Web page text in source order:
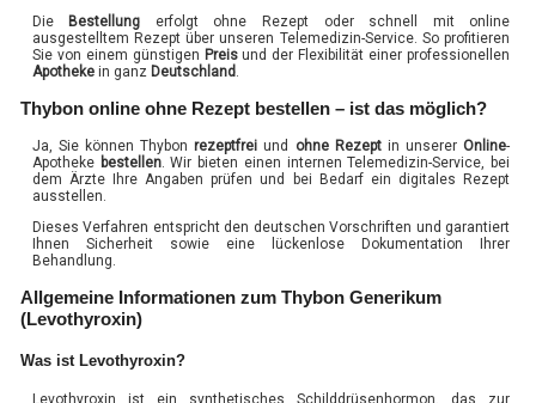
Die Bestellung erfolgt ohne Rezept oder schnell mit online
ausgestelltem Rezept über unseren Telemedizin-Service. So profitieren
Sie von einem günstigen Preisund der Flexibilität einer professionellen
Apothekein ganz Deutschland.
Thybon online ohne Rezept bestellen – ist das möglich?
Ja, Sie können Thybonrezeptfrei und ohne Rezeptin unsererOnline-
Apotheke bestellen. Wir bieten einen internen Telemedizin-Service, bei
dem Ärzte Ihre Angaben prüfen und bei Bedarf ein digitales Rezept
ausstellen.
Dieses Verfahren entspricht den deutschen Vorschriften und garantiert
Ihnen Sicherheit sowie eine lückenlose Dokumentation Ihrer
Behandlung.
Allgemeine Informationen zum Thybon Generikum
(Levothyroxin)
Was ist Levothyroxin?
Levothyroxin ist ein synthetisches Schilddrüsenhormon, das zur